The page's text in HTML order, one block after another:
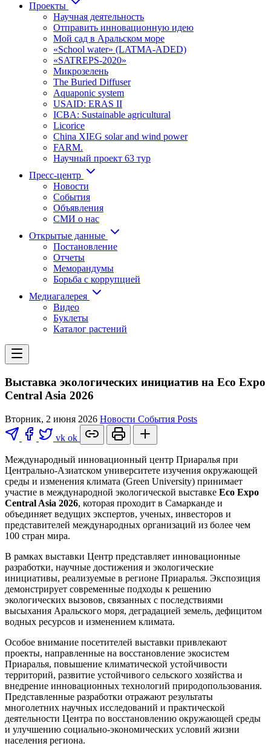
Проекты
Научная деятельность
Отправить инновационную идею
Мой сад в Аральском море
«School water» (LATMA-ADED)
«SATREPS-2020»
Микрозелень
The Buried Diffuser
Aquaponic system
USAID: ERAS II
ICBA: Sustainable agricultural
Licorice
China XIEG solar and wind power
FARM.
Научный проект 63 тур
Пресс-центр
Новости
События
Объявления
СМИ о нас
Открытые данные
Постановление
Отчеты
Меморандумы
Борьба с коррупцией
Медиагалерея
Видео
Буклеты
Каталог растений
Выставка экологических инициатив на Eco Expo
Central Asia 2026
Вторник, 2 июня 2026 Новости События Posts
vk ok
Международный инновационный центр Приаралья при
Центрально-Азиатском университете изучения окружающей
среды и изменения климата (Green University) принимает
участие в международной экологической выставке Eco Expo
Central Asia 2026, которая проходит в Самарканде и
объединяет ведущих экспертов, ученых, инвесторов и
представителей международных организаций из более чем
100 стран мира.
В рамках выставки Центр представляет инновационные
разработки, научные достижения и экологические
инициативы, реализуемые в регионе Приаралья. Экспозиция
демонстрирует современные подходы к решению
экологических вызовов, связанных с последствиями
высыхания Аральского моря, деградацией земель, дефицитом
водных ресурсов и изменением климата.
Особое внимание посетителей выставки привлекают
проекты, направленные на восстановление экосистем
Приаралья, повышение климатической устойчивости
территорий, развитие устойчивого сельского хозяйства и
внедрение инновационных технологий природопользования.
Представленные разработки отражают результаты
многолетних научных исследований и практической
деятельности Центра по восстановлению окружающей среды
и улучшению социально-экономических условий жизни
населения региона.